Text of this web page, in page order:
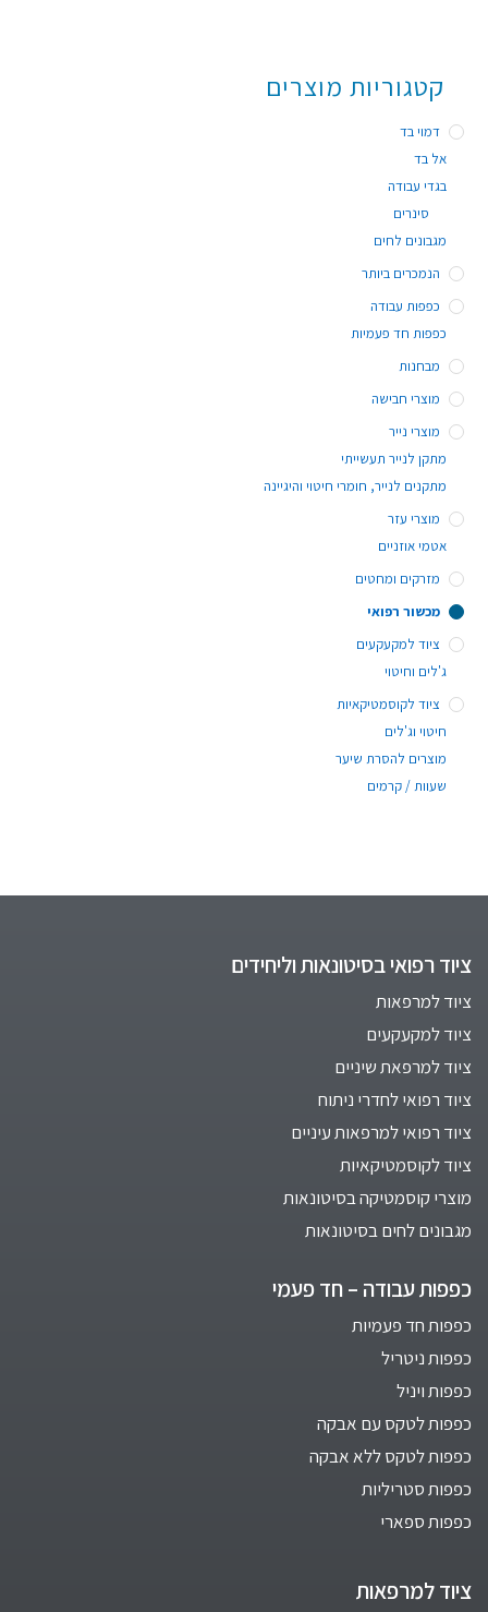
קטגוריות מוצרים
דמוי בד
אל בד
בגדי עבודה
סינרים
מגבונים לחים
הנמכרים ביותר
כפפות עבודה
כפפות חד פעמיות
מבחנות
מוצרי חבישה
מוצרי נייר
מתקן לנייר תעשייתי
מתקנים לנייר, חומרי חיטוי והיגיינה
מוצרי עזר
אטמי אוזניים
מזרקים ומחטים
מכשור רפואי
ציוד למקעקעים
ג'לים וחיטוי
ציוד לקוסמטיקאיות
חיטוי וג'לים
מוצרים להסרת שיער
שעוות / קרמים
ציוד רפואי בסיטונאות וליחידים
ציוד למרפאות
ציוד למקעקעים
ציוד למרפאת שיניים
ציוד רפואי לחדרי ניתוח
ציוד רפואי למרפאות עיניים
ציוד לקוסמטיקאיות
מוצרי קוסמטיקה בסיטונאות
מגבונים לחים בסיטונאות
כפפות עבודה – חד פעמי
כפפות חד פעמיות
כפפות ניטריל
כפפות ויניל
כפפות לטקס עם אבקה
כפפות לטקס ללא אבקה
כפפות סטריליות
כפפות ספארי
ציוד למרפאות